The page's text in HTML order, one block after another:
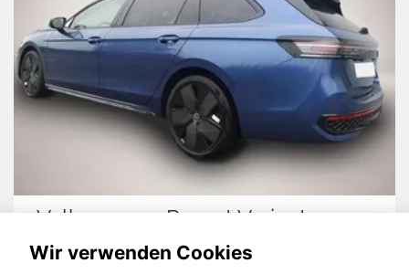
Volkswagen Passat Variant
Wir verwenden Cookies